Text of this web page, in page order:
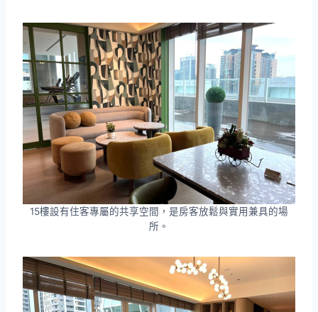
15樓設有住客專屬的共享空間，是房客放鬆與實用兼具的場
所。